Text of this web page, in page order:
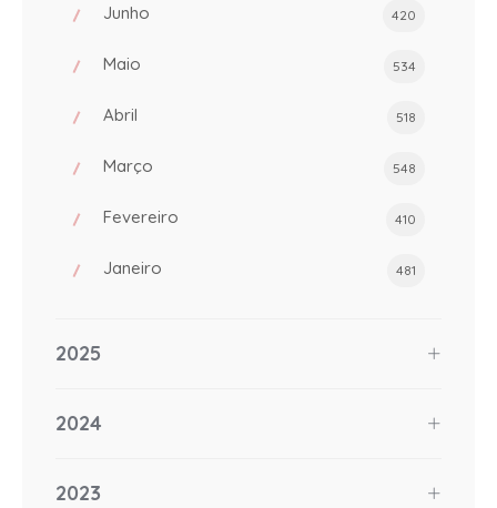
Junho 420
Maio 534
Abril 518
Março 548
Fevereiro 410
Janeiro 481
2025
2024
2023